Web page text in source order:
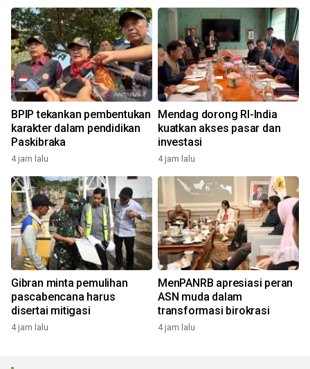
BPIP tekankan pembentukan
karakter dalam pendidikan
Paskibraka
4 jam lalu
Mendag dorong RI-India
kuatkan akses pasar dan
investasi
4 jam lalu
Gibran minta pemulihan
pascabencana harus
disertai mitigasi
4 jam lalu
MenPANRB apresiasi peran
ASN muda dalam
transformasi birokrasi
4 jam lalu